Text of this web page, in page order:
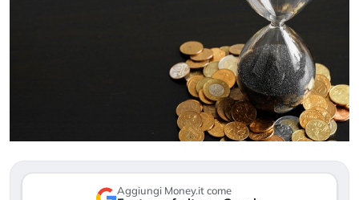
Aggiungi Money.it come